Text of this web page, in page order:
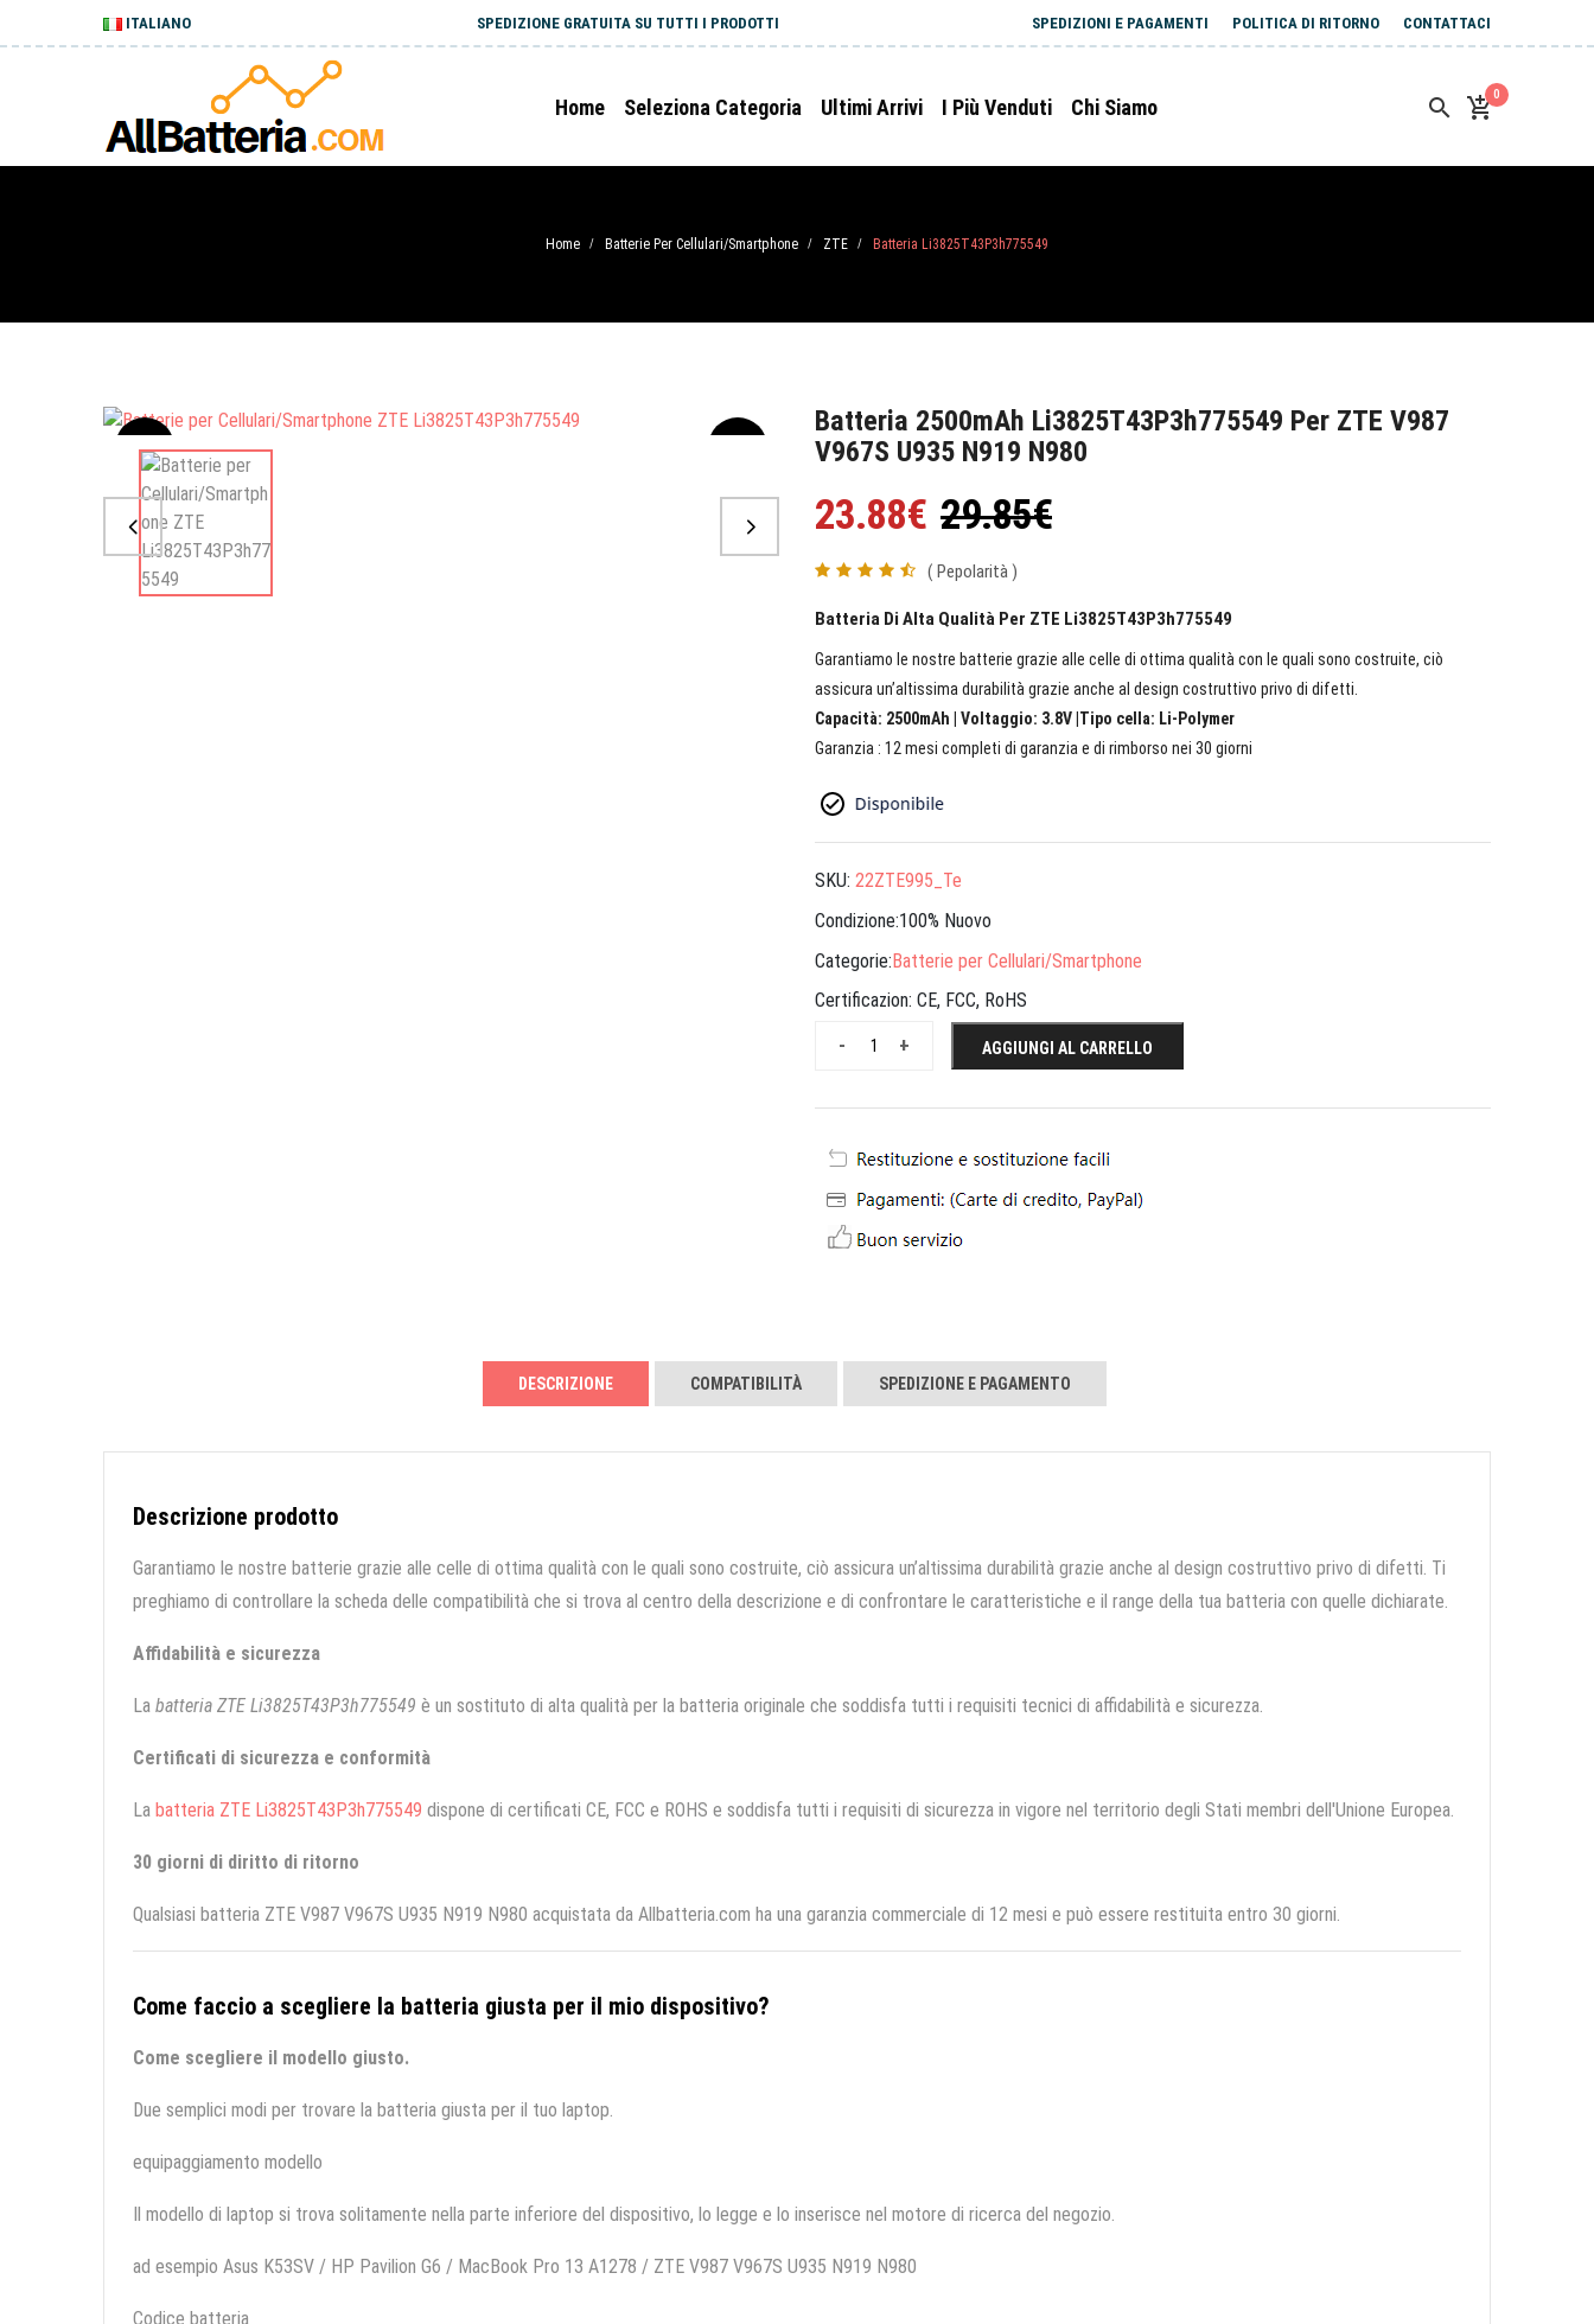
ITALIANO SPEDIZIONE GRATUITA SU TUTTI I PRODOTTI SPEDIZIONI E PAGAMENTI POLITICA DI RITORNO CONTATTACI
Home Seleziona Categoria Ultimi Arrivi I Più Venduti Chi Siamo
0
Home / Batterie Per Cellulari/Smartphone / ZTE / Batteria Li3825T43P3h775549
Sale
Batteria 2500mAh Li3825T43P3h775549 Per ZTE V987
V967S U935 N919 N980
23.88€ 29.85€
( Pepolarità )
Batteria Di Alta Qualità Per ZTE Li3825T43P3h775549
Garantiamo le nostre batterie grazie alle celle di ottima qualità con le quali sono costruite, ciò
assicura un’altissima durabilità grazie anche al design costruttivo privo di difetti.
Capacità: 2500mAh | Voltaggio: 3.8V |Tipo cella: Li-Polymer
Garanzia : 12 mesi completi di garanzia e di rimborso nei 30 giorni
SKU: 22ZTE995_Te
Condizione:100% Nuovo
Categorie:Batterie per Cellulari/Smartphone
Certificazion: CE, FCC, RoHS
+
- AGGIUNGI AL CARRELLO
DESCRIZIONE COMPATIBILITÀ SPEDIZIONE E PAGAMENTO
Descrizione prodotto
Garantiamo le nostre batterie grazie alle celle di ottima qualità con le quali sono costruite, ciò assicura un’altissima durabilità grazie anche al design costruttivo privo di difetti. Ti
preghiamo di controllare la scheda delle compatibilità che si trova al centro della descrizione e di confrontare le caratteristiche e il range della tua batteria con quelle dichiarate.
Affidabilità e sicurezza
La batteria ZTE Li3825T43P3h775549 è un sostituto di alta qualità per la batteria originale che soddisfa tutti i requisiti tecnici di affidabilità e sicurezza.
Certificati di sicurezza e conformità
La batteria ZTE Li3825T43P3h775549 dispone di certificati CE, FCC e ROHS e soddisfa tutti i requisiti di sicurezza in vigore nel territorio degli Stati membri dell'Unione Europea.
30 giorni di diritto di ritorno
Qualsiasi batteria ZTE V987 V967S U935 N919 N980 acquistata da Allbatteria.com ha una garanzia commerciale di 12 mesi e può essere restituita entro 30 giorni.
Come faccio a scegliere la batteria giusta per il mio dispositivo?
Come scegliere il modello giusto.
Due semplici modi per trovare la batteria giusta per il tuo laptop.
equipaggiamento modello
Il modello di laptop si trova solitamente nella parte inferiore del dispositivo, lo legge e lo inserisce nel motore di ricerca del negozio.
ad esempio Asus K53SV / HP Pavilion G6 / MacBook Pro 13 A1278 / ZTE V987 V967S U935 N919 N980
Codice batteria